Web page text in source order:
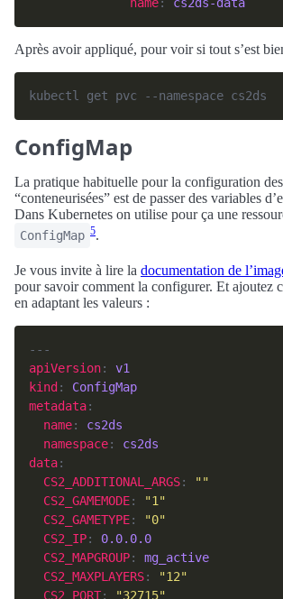
Après avoir appliqué, pour voir si tout s’est
ConfigMap
La pratique habituelle pour la configuration
“conteneurisées” est de passer des variables
Dans Kubernetes on utilise pour ça une
ConfigMap 5.
Je vous invite à lire la documentation de
pour savoir comment la configurer. Et ajoutez
en adaptant les valeurs :
apiVersion: v1
kind : ConfigMap
metadata
name: cs2ds
namespace: cs2ds
data
CS2_ADDITIONAL_ARGS:
""
CS2_GAMEMODE:
"1"
CS2_GAMETYPE:
"0"
CS2_IP: 0.0.0.0
CS2_MAPGROUP: mg_active
CS2_MAXPLAYERS:
"12"
CS2_PORT: "32715"